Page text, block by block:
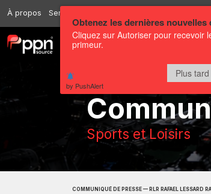
Chaînes
À propos Services
Sports et Loisirs
COMMUNIQUÉ DE PRESSE — RLR RAFAEL LESSARD
Obtenez les dernières nouvelles
Cliquez sur Autoriser pour recevoir
primeur.
Plus tard
by PushAlert